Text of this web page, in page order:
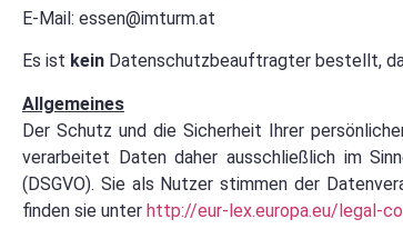
E-Mail: essen@imturm.at
Es ist kein Datenschutzbeauftragter bestellt,
Allgemeines
Der Schutz und die Sicherheit Ihrer
verarbeitet Daten daher ausschließlich im
(DSGVO). Sie als Nutzer stimmen der
finden sie unter http://eur-lex.europa.eu/legal-